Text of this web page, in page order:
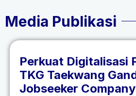
Media Publikasi
Perkuat Digitalisasi
TKG Taekwang
Jobseeker Company